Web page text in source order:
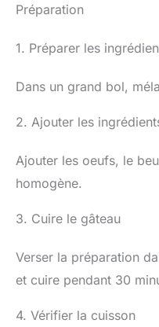
Préparation
1. Préparer les
Dans un grand bol,
2. Ajouter les
Ajouter les oeufs, le
homogène.
3. Cuire le gâteau
Verser la préparation
et cuire pendant 30
4. Vérifier la cuisson